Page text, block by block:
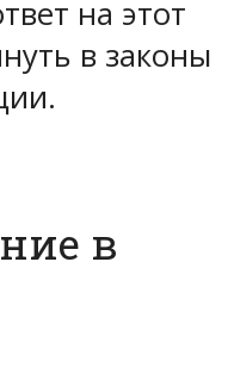
на этот
в законы
в